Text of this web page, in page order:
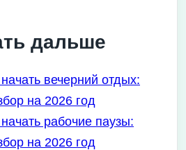
дальше
вечерний отдых:
на 2026 год
рабочие паузы:
на 2026 год